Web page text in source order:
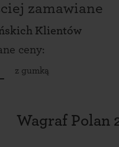
zamawiane
Klientów
ceny:
z gumką
Wagraf Polan